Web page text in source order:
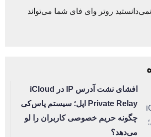
روتر وای فای شما می‌تواند
افشای نشت آدرس IP در iCloud
Private Relay اپل؛ سیستم پاس‌کی
چگونه حریم خصوصی کاربران را لو
می‌دهد؟